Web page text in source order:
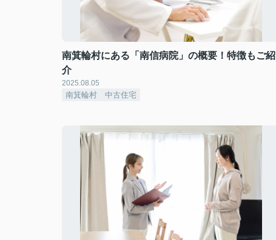
南箕輪村にある「南信病院」の概要！特徴もご紹
介
2025.08.05
南箕輪村 中古住宅